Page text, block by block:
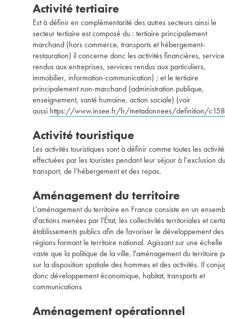
Activité tertiaire
Est à définir en complémentarité des autres secteurs ainsi le
secteur tertiaire est composé du : tertiaire principalement
marchand (hors commerce, transports et hébergement-
restauration) il concerne donc les activités financières,
rendus aux entreprises, services rendus aux particuliers,
immobilier, information-communication) ; et le tertiaire
principalement non-marchand (administration publique,
enseignement, santé humaine, action sociale) (voir
aussi https://www.insee.fr/fr/metadonnees/definition/
Activité touristique
Les activités touristiques sont à définir comme toutes les
effectuées par les touristes pendant leur séjour à l’exclusion du
transport, de l’hébergement et des repas.
Aménagement du territoire
L'aménagement du territoire en France consiste en un
d'actions menées par l'État, les collectivités territoriales et
établissements publics afin de favoriser le développement des
régions formant le territoire national. Agissant sur une échelle
vaste que la politique de la ville, l'aménagement du territoire
sur la disposition spatiale des hommes et des activités. Il
donc développement économique, habitat, transports et
communications
Aménagement opérationnel